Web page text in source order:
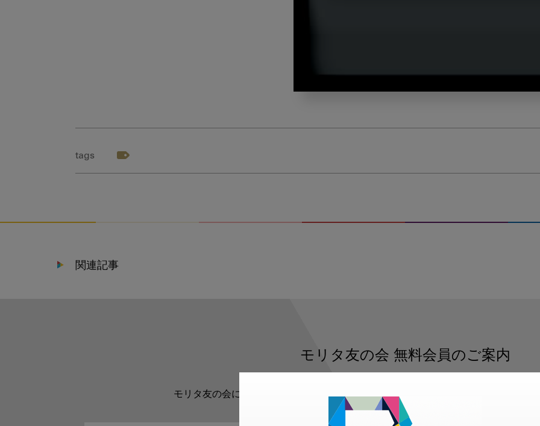
tags
関連記事
モリタ友の会 無料会員のご案内
モリタ友の会に登録いただくと、デンタルライフデザインをもっと便利にご利用い